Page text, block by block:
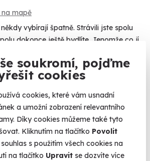
soukromí, pojďme
cookies
cookies, které vám usnadní
a umožní zobrazení relevantního
Díky cookies můžeme také tyto
Kliknutím na tlačítko Povolit
s použitím všech cookies na
na tlačítko Upravit se dozvíte více
mapě
vybírají špatně. Strávili jste spolu
dokonce ještě bydlíte. Jenomže co jí
koupit zážitek. Vedle něj ostatní dárky
a vy budete navždy ten nejoblíbenější
něm touží. Nebo ji nechejte poznat sílu
domůkurz výroby sushi . Je akční?
vyhlídkový let? Nebojte se nakoupit,
% jistí, jestli jste vybrali dobře. Sestra si
za jiný, přesně podle svého gusta.